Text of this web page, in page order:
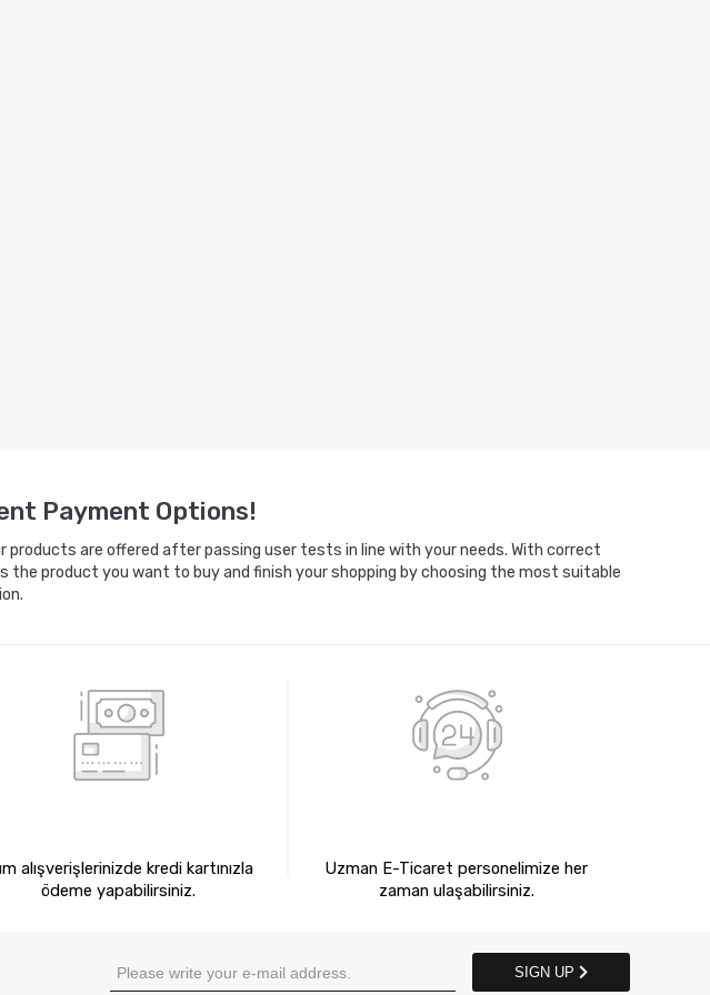
Payment Options!
products are offered after passing user tests in line with your needs. With correct
the product you want to buy and finish your shopping by choosing the most suitable
alışverişlerinizde kredi kartınızla
ödeme yapabilirsiniz.
Uzman E-Ticaret personelimize her
zaman ulaşabilirsiniz.
SIGN UP